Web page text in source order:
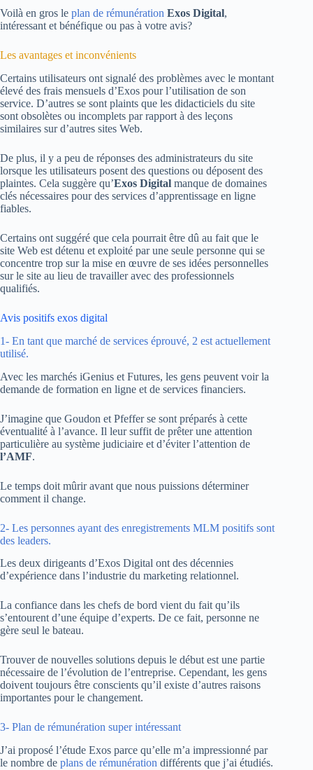
Voilà en gros le plan de rémunération Exos Digital,
intéressant et bénéfique ou pas à votre avis?
Les avantages et inconvénients
Certains utilisateurs ont signalé des problèmes avec le montant
élevé des frais mensuels d’Exos pour l’utilisation de son
service. D’autres se sont plaints que les didacticiels du site
sont obsolètes ou incomplets par rapport à des leçons
similaires sur d’autres sites Web.
De plus, il y a peu de réponses des administrateurs du site
lorsque les utilisateurs posent des questions ou déposent des
plaintes. Cela suggère qu’Exos Digital manque de domaines
clés nécessaires pour des services d’apprentissage en ligne
fiables.
Certains ont suggéré que cela pourrait être dû au fait que le
site Web est détenu et exploité par une seule personne qui se
concentre trop sur la mise en œuvre de ses idées personnelles
sur le site au lieu de travailler avec des professionnels
qualifiés.
Avis positifs exos digital
1- En tant que marché de services éprouvé, 2 est actuellement
utilisé.
Avec les marchés iGenius et Futures, les gens peuvent voir la
demande de formation en ligne et de services financiers.
J’imagine que Goudon et Pfeffer se sont préparés à cette
éventualité à l’avance. Il leur suffit de prêter une attention
particulière au système judiciaire et d’éviter l’attention de
l’AMF.
Le temps doit mûrir avant que nous puissions déterminer
comment il change.
2- Les personnes ayant des enregistrements MLM positifs sont
des leaders.
Les deux dirigeants d’Exos Digital ont des décennies
d’expérience dans l’industrie du marketing relationnel.
La confiance dans les chefs de bord vient du fait qu’ils
s’entourent d’une équipe d’experts. De ce fait, personne ne
gère seul le bateau.
Trouver de nouvelles solutions depuis le début est une partie
nécessaire de l’évolution de l’entreprise. Cependant, les gens
doivent toujours être conscients qu’il existe d’autres raisons
importantes pour le changement.
3- Plan de rémunération super intéressant
J’ai proposé l’étude Exos parce qu’elle m’a impressionné par
le nombre de plans de rémunération différents que j’ai étudiés.